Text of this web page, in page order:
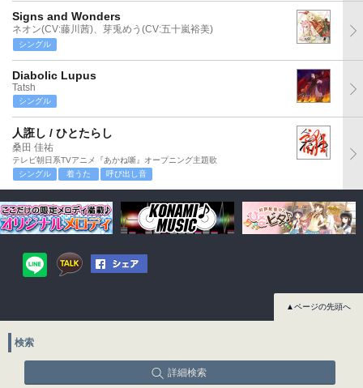
Signs and Wonders
ネオン(CV:藤川茜)、芽兎めう(CV:五十嵐裕美)
シングル
Diabolic Lupus
Tatsh
シングル
人誑し / ひとたらし
桑田 佳祐
テレビ朝日系TVアニメ『あかね噺』オープニング主題歌
シングル
着うた 呼び出し音
▲ページの先頭へ
検索
詳細検索